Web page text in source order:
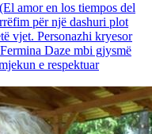
amor en los tiempos del
për një dashuri plot
vjet. Personazhi kryesor
Daze mbi gjysmë
e respektuar